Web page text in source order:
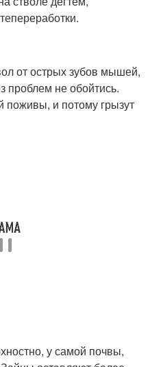
от острых зубов мышей,
проблем не обойтись.
и потому грызут
у самой почвы,